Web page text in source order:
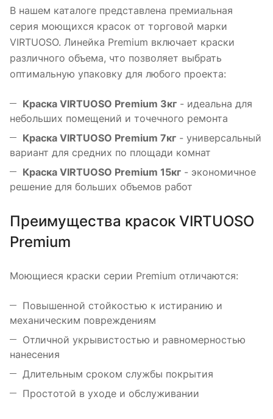
В нашем каталоге представлена премиальная
серия моющихся красок от торговой марки
VIRTUOSO. Линейка Premium включает краски
различного объема, что позволяет выбрать
оптимальную упаковку для любого проекта:
Краска VIRTUOSO Premium 3кг - идеальна для
небольших помещений и точечного ремонта
Краска VIRTUOSO Premium 7кг - универсальный
вариант для средних по площади комнат
Краска VIRTUOSO Premium 15кг - экономичное
решение для больших объемов работ
Преимущества красок VIRTUOSO
Premium
Моющиеся краски серии Premium отличаются:
Повышенной стойкостью к истиранию и
механическим повреждениям
Отличной укрывистостью и равномерностью
нанесения
Длительным сроком службы покрытия
Простотой в уходе и обслуживании